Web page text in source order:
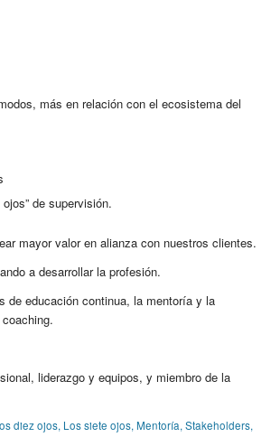
más en relación con el ecosistema del
de supervisión.
mayor valor en alianza con nuestros clientes.
a desarrollar la profesión.
de educación continua, la mentoría y la
liderazgo y equipos, y miembro de la
diez ojos, Los siete ojos,Mentoría,Stakeholders,